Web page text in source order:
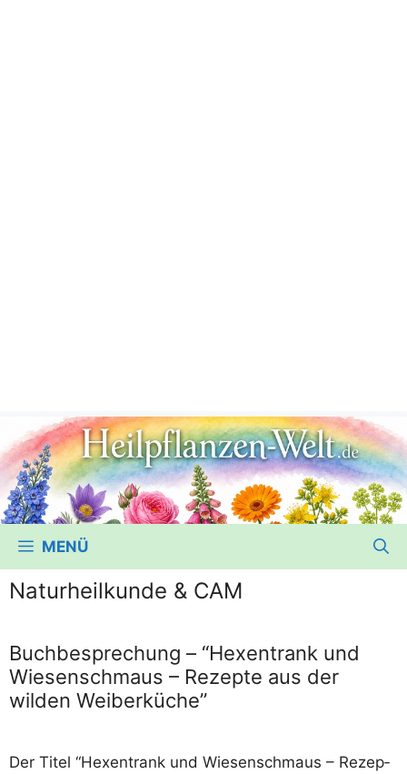
MENÜ
Naturheilkunde & CAM
Buchbesprechung – “Hexentrank und
Wiesenschmaus – Rezepte aus der
wilden Weiberküche”
Der Titel “Hexen­trank und Wie­sen­schmaus – Rezep­